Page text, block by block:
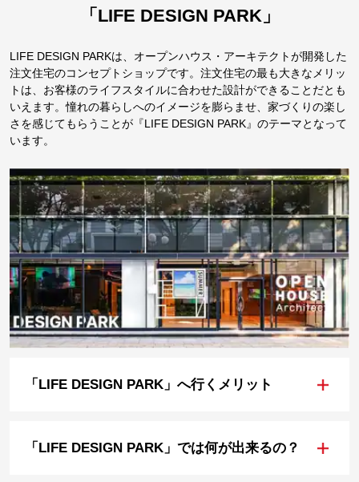
「LIFE DESIGN PARK」
LIFE DESIGN PARKは、オープンハウス・アーキテクトが開発した
注文住宅のコンセプトショップです。注文住宅の最も大きなメリッ
トは、お客様のライフスタイルに合わせた設計ができることだとも
いえます。憧れの暮らしへのイメージを膨らませ、家づくりの楽し
さを感じてもらうことが『LIFE DESIGN PARK』のテーマとなって
います。
「LIFE DESIGN PARK」へ行くメリット +
「LIFE DESIGN PARK」では何が出来るの？ +